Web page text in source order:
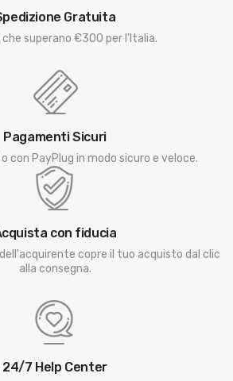
Gratuita
che superano €300 per l'Italia.
Pagamenti Sicuri
con PayPlug in modo sicuro e veloce.
con fiducia
copre il tuo acquisto dal clic
alla consegna.
24/7 Help Center